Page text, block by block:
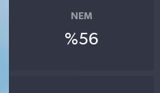
NEM
%56